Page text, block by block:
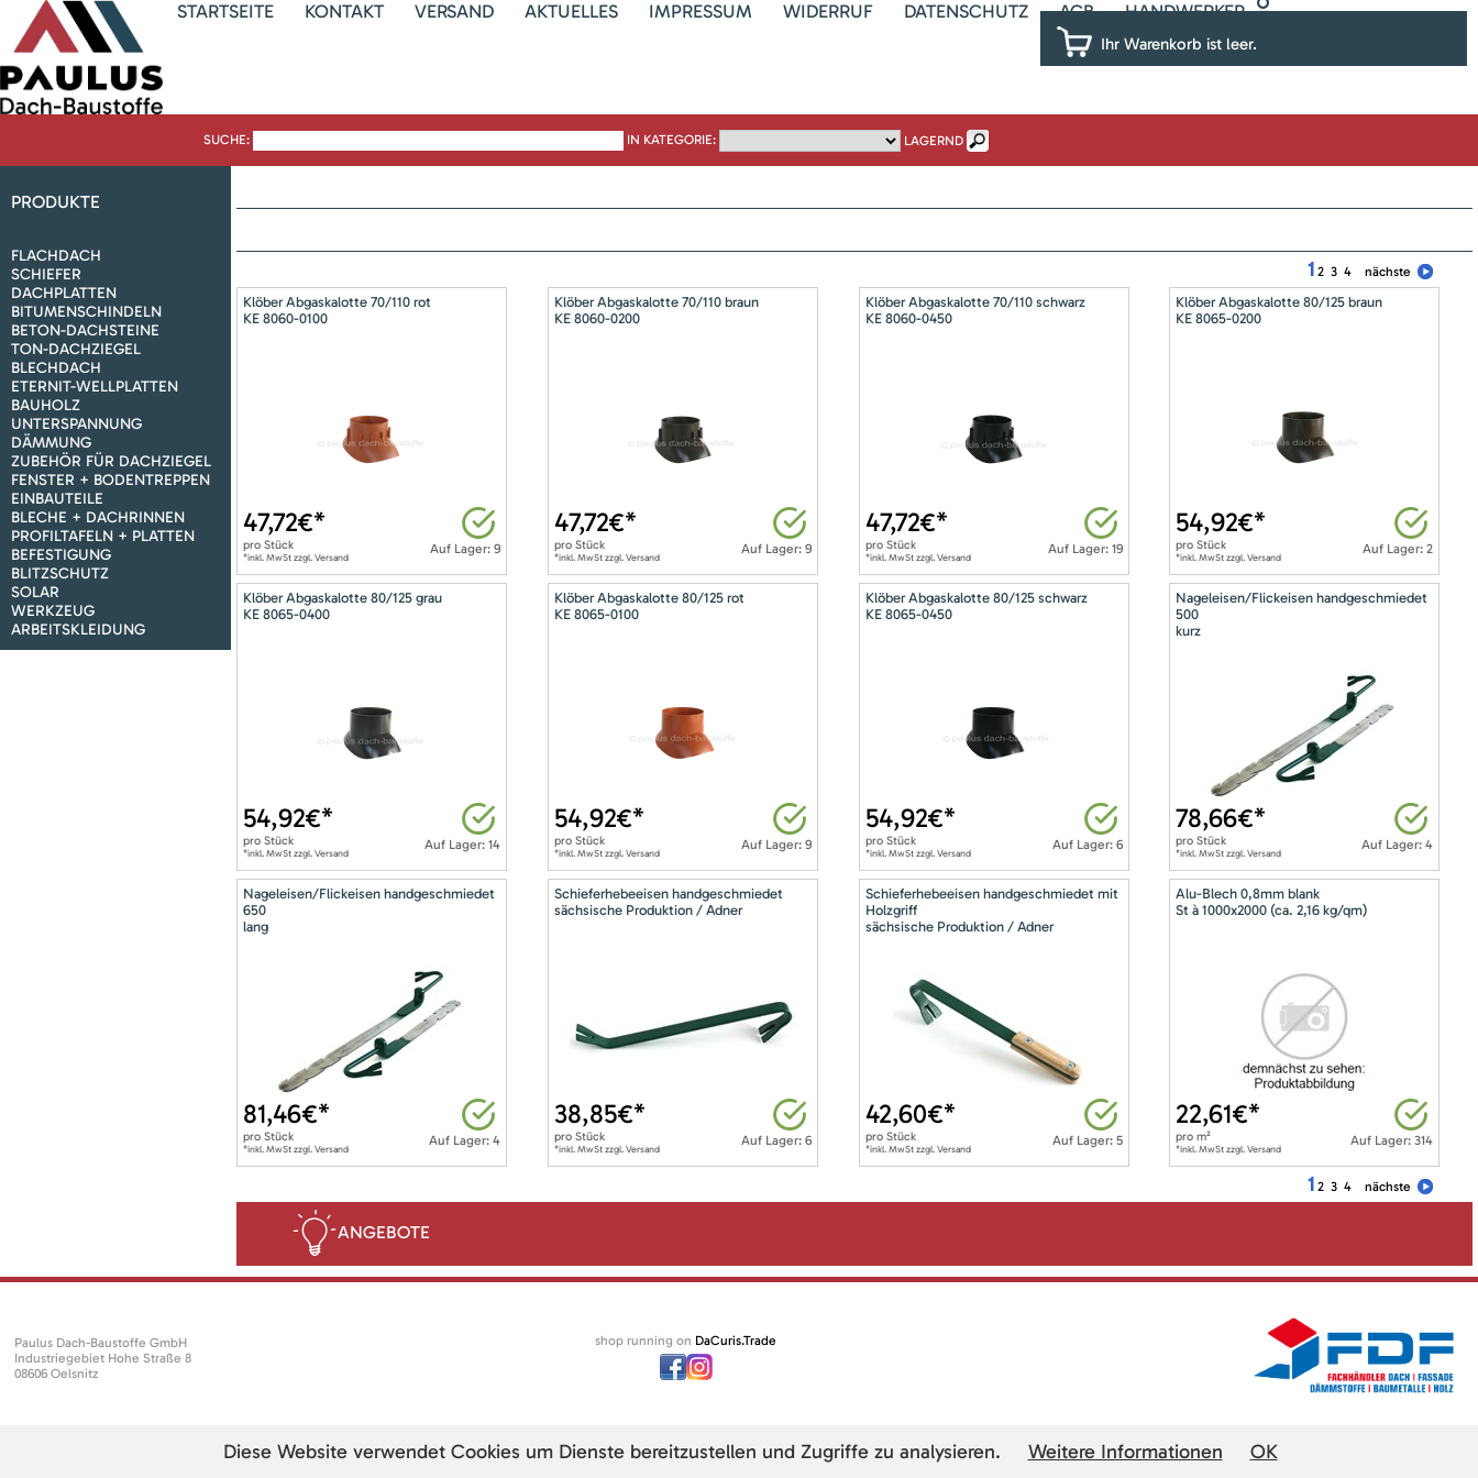
STARTSEITE KONTAKT VERSAND AKTUELLES IMPRESSUM WIDERRUF DATENSCHUTZ AGB HANDWERKER
Ihr Warenkorb ist leer.
SUCHE: IN KATEGORIE: LAGERND
PRODUKTE
FLACHDACH
SCHIEFER
DACHPLATTEN
BITUMENSCHINDELN
BETON-DACHSTEINE
TON-DACHZIEGEL
BLECHDACH
ETERNIT-WELLPLATTEN
BAUHOLZ
UNTERSPANNUNG
DÄMMUNG
ZUBEHÖR FÜR DACHZIEGEL
FENSTER + BODENTREPPEN
EINBAUTEILE
BLECHE + DACHRINNEN
PROFILTAFELN + PLATTEN
BEFESTIGUNG
BLITZSCHUTZ
SOLAR
WERKZEUG
ARBEITSKLEIDUNG
1 2 3 4 nächste
Klöber Abgaskalotte 70/110 rot
KE 8060-0100
Auf Lager: 9
47,72€*
pro Stück
*inkl. MwSt zzgl. Versand
Klöber Abgaskalotte 70/110 braun
KE 8060-0200
Auf Lager: 9
47,72€*
pro Stück
*inkl. MwSt zzgl. Versand
Klöber Abgaskalotte 70/110 schwarz
KE 8060-0450
Auf Lager: 19
47,72€*
pro Stück
*inkl. MwSt zzgl. Versand
Klöber Abgaskalotte 80/125 braun
KE 8065-0200
Auf Lager: 2
54,92€*
proStück
*inkl. MwSt zzgl. Versand
Klöber Abgaskalotte 80/125 grau
KE 8065-0400
Auf Lager: 14
54,92€*
pro Stück
*inkl. MwSt zzgl. Versand
Klöber Abgaskalotte 80/125 rot
KE 8065-0100
Auf Lager: 9
54,92€*
pro Stück
*inkl. MwSt zzgl. Versand
Klöber Abgaskalotte 80/125 schwarz
KE 8065-0450
Auf Lager: 6
54,92€*
pro Stück
*inkl. MwSt zzgl. Versand
Nageleisen/Flickeisen handgeschmiedet
500
kurz
Auf Lager: 4
78,66€*
proStück
*inkl. MwSt zzgl. Versand
Nageleisen/Flickeisen handgeschmiedet
650
lang
Auf Lager: 4
81,46€*
pro Stück
*inkl. MwSt zzgl. Versand
Schieferhebeeisen handgeschmiedet
sächsische Produktion / Adner
Auf Lager: 6
38,85€*
pro Stück
*inkl. MwSt zzgl. Versand
Schieferhebeeisen handgeschmiedet mit
Holzgriff
sächsische Produktion / Adner
Auf Lager: 5
42,60€*
pro Stück
*inkl. MwSt zzgl. Versand
Alu-Blech 0,8mm blank
St à 1000x2000 (ca. 2,16 kg/qm)
Auf Lager: 314
22,61€*
prom²
*inkl. MwSt zzgl. Versand
1 2 3 4 nächste
ANGEBOTE
Paulus Dach-Baustoffe GmbH
Industriegebiet Hohe Straße 8
08606 Oelsnitz
shop running on DaCuris.Trade
Diese Website verwendet Cookies um Dienste bereitzustellen und Zugriffe zu analysieren. Weitere Informationen OK